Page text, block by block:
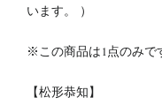
います。 ）
※この商品は1点のみで
【松形恭知】